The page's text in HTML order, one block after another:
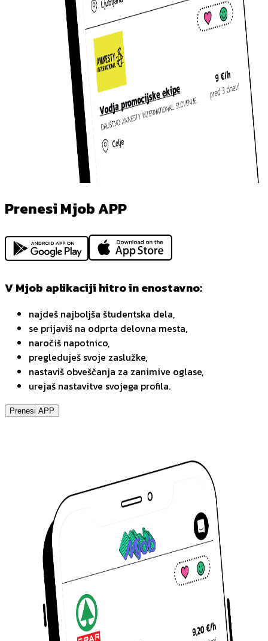
Prenesi Mjob APP
V Mjob aplikaciji hitro in enostavno:
najdeš najboljša študentska dela,
se prijaviš na odprta delovna mesta,
naročiš napotnico,
pregleduješ svoje zaslužke,
nastaviš obveščanja za zanimive oglase,
urejaš nastavitve svojega profila.
Prenesi APP